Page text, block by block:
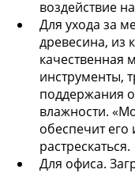
воздействие
Для ухода за
древесина, из
качественная
инструменты,
поддержания
влажности.
обеспечит его
растрескаться.
Для офиса.